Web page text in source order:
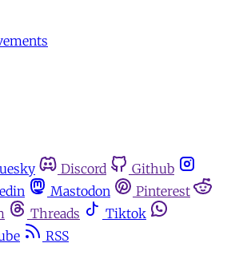
Discord
Github
Mastodon
Pinterest
Threads
Tiktok
RSS